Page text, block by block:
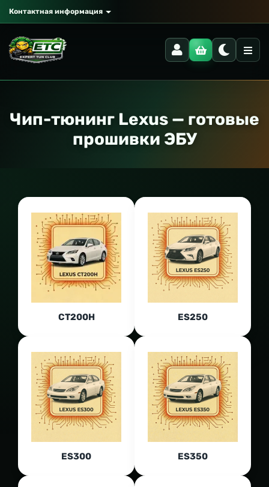
Контактная информация
Чип-тюнинг Lexus — готовые
прошивки ЭБУ
CT200H ES250
ES300 ES350